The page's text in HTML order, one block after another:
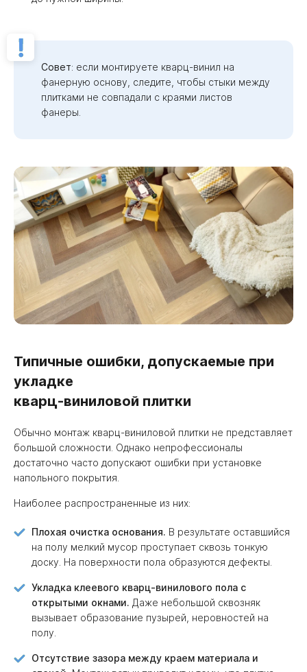
Совет: если монтируете кварц-винил на
фанерную основу, следите, чтобы стыки между
плитками не совпадали с краями листов
фанеры.
Типичные ошибки, допускаемые при
укладке
кварц-виниловой плитки
Обычно монтаж кварц-виниловой плитки не представляет
большой сложности. Однако непрофессионалы
достаточно часто допускают ошибки при установке
напольного покрытия.
Наиболее распространенные из них:
Плохая очистка основания. В результате оставшийся
на полу мелкий мусор проступает сквозь тонкую
доску. На поверхности пола образуются дефекты.
Укладка клеевого кварц-винилового пола с
открытыми окнами. Даже небольшой сквозняк
вызывает образование пузырей, неровностей на
полу.
Отсутствие зазора между краем материала и